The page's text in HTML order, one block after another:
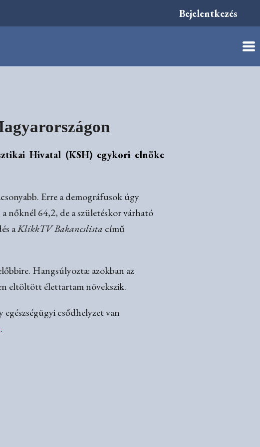
Bejelentkezés
Hivatal (KSH) egykori elnöke
Erre a demográfusok úgy
nőknél 64,2, de a születéskor várható
aKlikkTV Bakancslista című
Hangsúlyozta: azokban az
eltöltött élettartam növekszik.
csődhelyzet van
.